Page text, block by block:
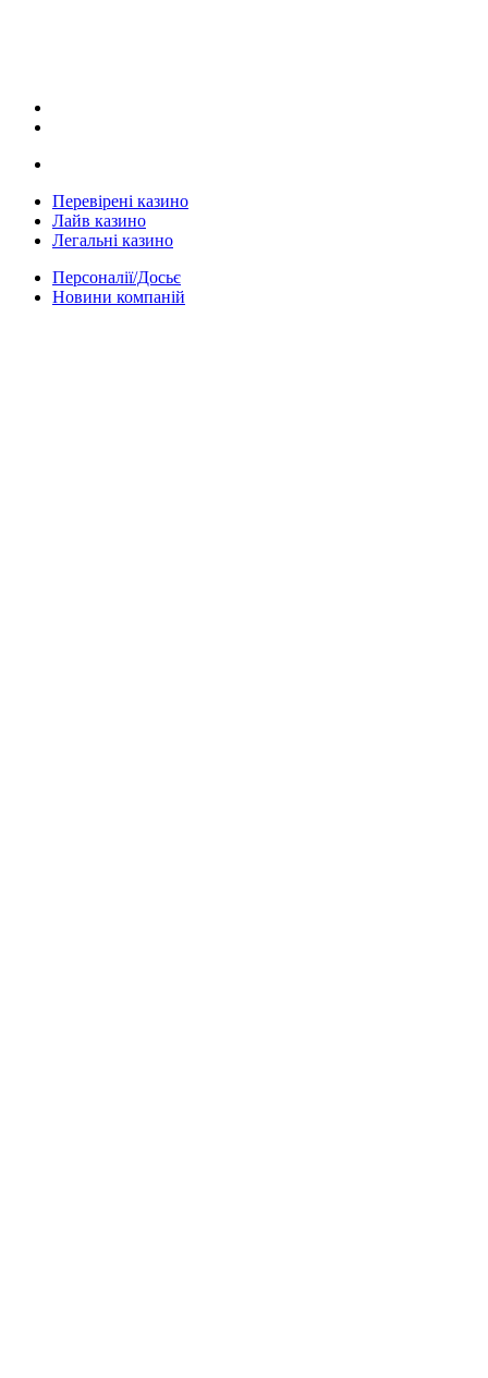
Перевірені казино
Лайв казино
Легальні казино
Персоналії/Досьє
Новини компаній